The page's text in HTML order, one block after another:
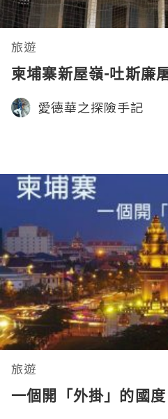
旅遊
柬埔寨新屋嶺-吐斯廉
愛德華之探險手記
旅遊
一個開「外掛」的國